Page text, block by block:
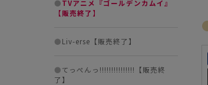
●TVアニメ『ゴールデンカムイ』
【販売終了】
●Liv-erse【販売終了】
●てっぺんっ!!!!!!!!!!!!!!!【販売終
了】